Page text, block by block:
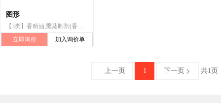
图形
【3类】香精油;熏蒸制剂(香料);芳香剂(香精油);芬芳袋(干花瓣与香料的混合物);洁肤乳液;浴盐;化妆品;花露水;月桂油;香草油;洗发液;护发素;洗面奶;安神用香精油;浴液;杏仁油;香柠檬油;化妆用油;柠檬香精油;茉莉油;熏衣草香油;玫瑰油;薄荷油(芳香油);桉叶油;芳香精油;熏衣草香水;带香味的水;化妆用油脂;动物用化妆品;宠物用香波
立即询价
加入询价单
上一页 1 下一页  共1页